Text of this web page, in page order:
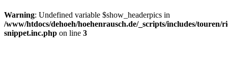
Warning: Undefined variable $show_headerpics in
/www/htdocs/dehoeh/hoehenrausch.de/_scripts/includes/touren/
snippet.inc.php on line 3